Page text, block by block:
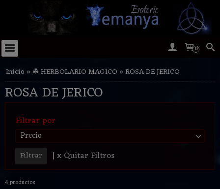
0
Inicio » ☘ HERBOLARIO MAGICO »ROSA DE JERICO
ROSA DE JERICO
Filtrar por
Precio
| x Quitar Filtros
4 productos